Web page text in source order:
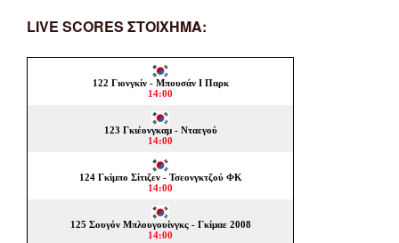
LIVE SCORES ΣΤΟΙΧΗΜΑ: